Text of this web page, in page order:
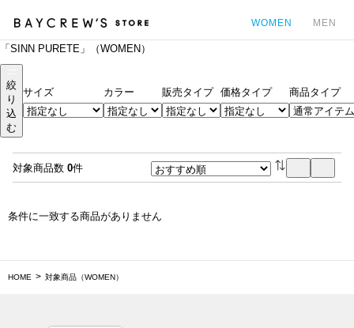
WOMEN MEN
「SINN PURETE」（WOMEN）
絞
り
込
む
サイズ カラー 販売タイプ 価格タイプ 商品タイプ
対象商品数 0件
条件に一致する商品がありません
HOME 対象商品（WOMEN）